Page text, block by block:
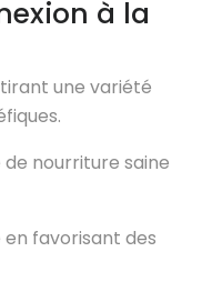
à la
une variété
nourriture saine
favorisant des